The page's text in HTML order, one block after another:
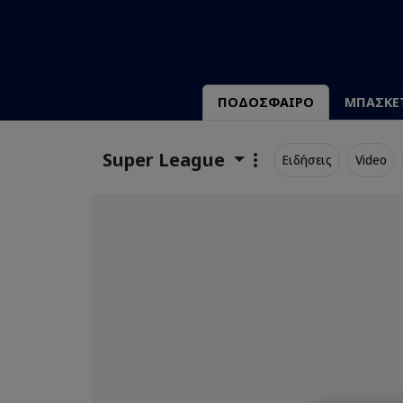
ΠΟΔΟΣΦΑΙΡΟ
Super League Ειδήσεις Video